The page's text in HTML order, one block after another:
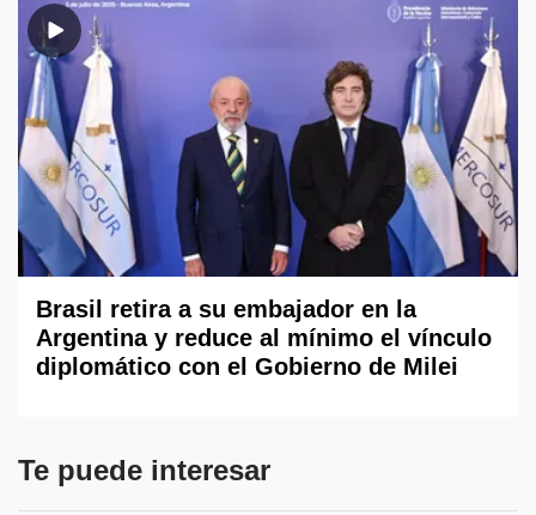
Brasil retira a su embajador en la
Argentina y reduce al mínimo el vínculo
diplomático con el Gobierno de Milei
Te puede interesar